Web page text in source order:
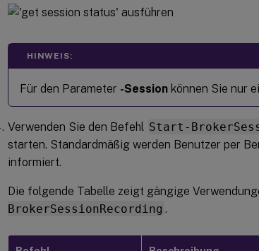
HINWEIS:
Für den Parameter -Session können Sie nur
Verwenden Sie den Befehl Start-
starten. Standardmäßig werden Benutzer per
informiert.
Die folgende Tabelle zeigt gängige
BrokerSessionRecording .